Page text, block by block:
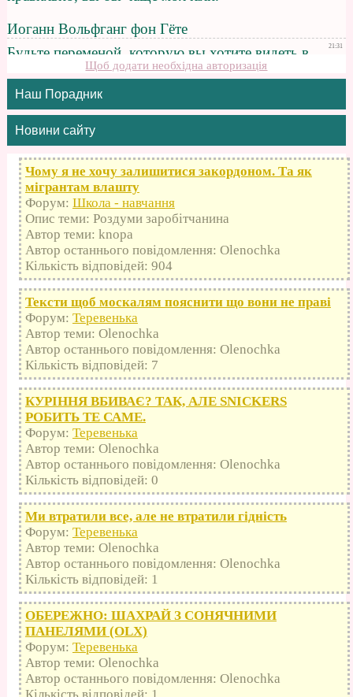
Щоб додати необхідна авторизація
Наш Порадник
Новини сайту
Чому я не хочу залишитися закордоном. Та як
мігрантам влашту
Форум: Школа - навчання
Опис теми: Роздуми заробітчанина
Автор теми: knopa
Автор останнього повідомлення: Olenochka
Кількість відповідей: 904
Тексти щоб москалям пояснити що вони не праві
Форум: Теревенька
Автор теми: Olenochka
Автор останнього повідомлення: Olenochka
Кількість відповідей: 7
КУРІННЯ ВБИВАЄ? ТАК, АЛЕ SNICKERS
РОБИТЬ ТЕ САМЕ.
Форум: Теревенька
Автор теми: Olenochka
Автор останнього повідомлення: Olenochka
Кількість відповідей: 0
Ми втратили все, але не втратили гідність
Форум: Теревенька
Автор теми: Olenochka
Автор останнього повідомлення: Olenochka
Кількість відповідей: 1
ОБЕРЕЖНО: ШАХРАЙ З СОНЯЧНИМИ
ПАНЕЛЯМИ (OLX)
Форум: Теревенька
Автор теми: Olenochka
Автор останнього повідомлення: Olenochka
Кількість відповідей: 1